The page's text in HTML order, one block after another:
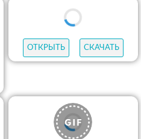
ОТКРЫТЬ СКАЧАТЬ